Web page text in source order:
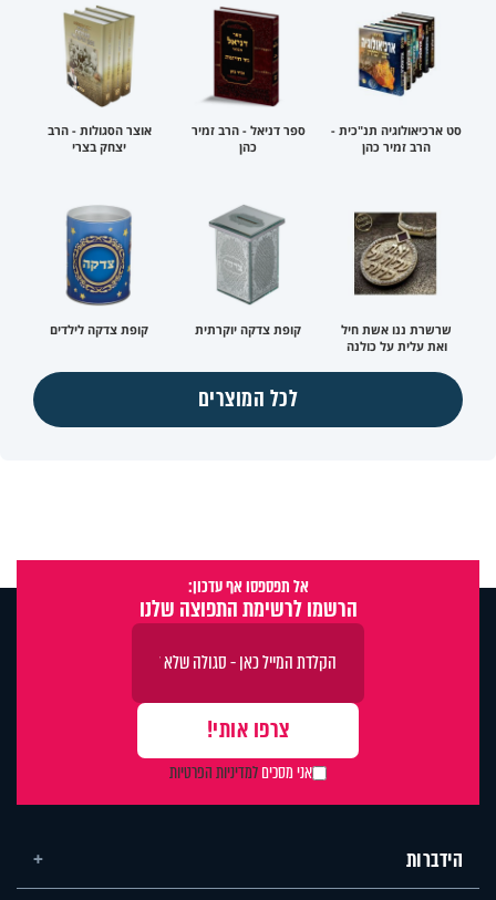
סט ארכיאולוגיה תנ"כית -
הרב זמיר כהן
ספר דניאל - הרב זמיר
כהן
אוצר הסגולות - הרב
יצחק בצרי
שרשרת ננו אשת חיל
ואת עלית על כולנה
קופת צדקה יוקרתית קופת צדקה לילדים
לכל המוצרים
אל תפספסו אף עדכון:
הרשמו לרשימת התפוצה שלנו
אני מסכיםלמדיניות הפרטיות
הידברות